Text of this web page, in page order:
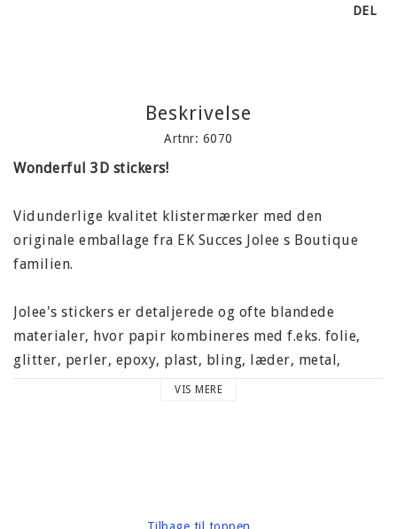
DEL
Beskrivelse
Artnr: 6070
Wonderful 3D stickers!
Vidunderlige kvalitet klistermærker med den
originale emballage fra EK Succes Jolee s Boutique
familien.
Jolee's stickers er detaljerede og ofte blandede
materialer, hvor papir kombineres med f.eks. folie,
glitter, perler, epoxy, plast, bling, læder, metal,
skimmer og stof.
VIS MERE
Tilbage til toppen